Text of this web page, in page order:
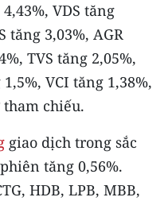
Tây
VDS tăng
tăng 3,03%, AGR
TVS tăng 2,05%,
VCI tăng 1,38%,
chiếu.
giao dịch trong sắc
tăng 0,56%.
HDB, LPB, MBB,